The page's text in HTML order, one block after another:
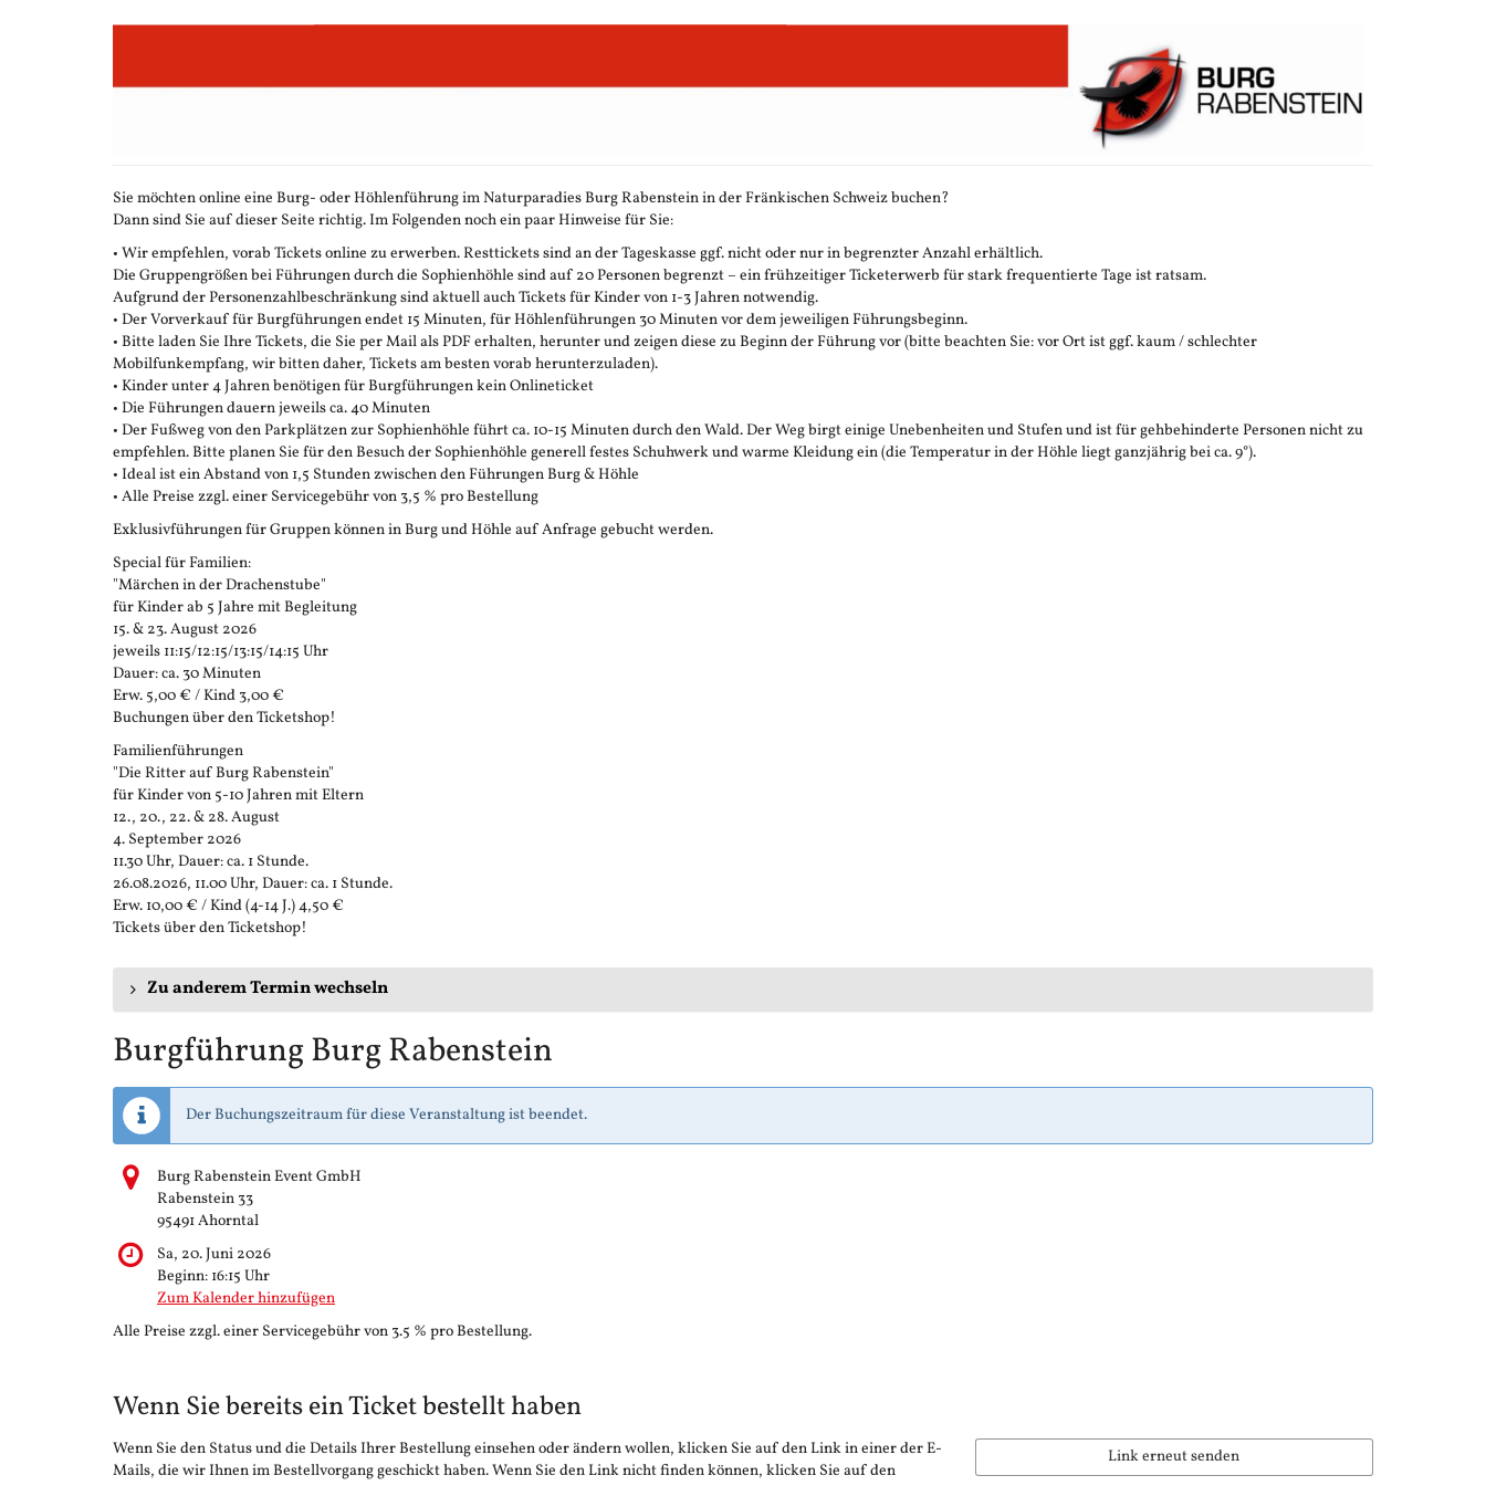
Sie möchten online eine Burg- oder Höhlenführung im Naturparadies Burg Rabenstein in der Fränkischen Schweiz buchen?
Dann sind Sie auf dieser Seite richtig. Im Folgenden noch ein paar Hinweise für Sie:
• Wir empfehlen, vorab Tickets online zu erwerben. Resttickets sind an der Tageskasse ggf. nicht oder nur in begrenzter Anzahl erhältlich.
Die Gruppengrößen bei Führungen durch die Sophienhöhle sind auf 20 Personen begrenzt – ein frühzeitiger Ticketerwerb für stark frequentierte Tage ist ratsam.
Aufgrund der Personenzahlbeschränkung sind aktuell auch Tickets für Kinder von 1-3 Jahren notwendig.
• Der Vorverkauf für Burgführungen endet 15 Minuten, für Höhlenführungen 30 Minuten vor dem jeweiligen Führungsbeginn.
• Bitte laden Sie Ihre Tickets, die Sie per Mail als PDF erhalten, herunter und zeigen diese zu Beginn der Führung vor (bitte beachten Sie: vor Ort ist ggf. kaum / schlechter
Mobilfunkempfang, wir bitten daher, Tickets am besten vorab herunterzuladen).
• Kinder unter 4 Jahren benötigen für Burgführungen kein Onlineticket
• Die Führungen dauern jeweils ca. 40 Minuten
• Der Fußweg von den Parkplätzen zur Sophienhöhle führt ca. 10-15 Minuten durch den Wald. Der Weg birgt einige Unebenheiten und Stufen und ist für gehbehinderte Personen nicht zu
empfehlen. Bitte planen Sie für den Besuch der Sophienhöhle generell festes Schuhwerk und warme Kleidung ein (die Temperatur in der Höhle liegt ganzjährig bei ca. 9°).
• Ideal ist ein Abstand von 1,5 Stunden zwischen den Führungen Burg & Höhle
• Alle Preise zzgl. einer Servicegebühr von 3,5 % pro Bestellung
Exklusivführungen für Gruppen können in Burg und Höhle auf Anfrage gebucht werden.
Special für Familien:
"Märchen in der Drachenstube"
für Kinder ab 5 Jahre mit Begleitung
15. & 23. August 2026
jeweils 11:15/12:15/13:15/14:15 Uhr
Dauer: ca. 30 Minuten
Erw. 5,00 € / Kind 3,00 €
Buchungen über den Ticketshop!
Familienführungen
"Die Ritter auf Burg Rabenstein"
für Kinder von 5-10 Jahren mit Eltern
12., 20., 22. & 28. August
4. September 2026
11.30 Uhr, Dauer: ca. 1 Stunde.
26.08.2026, 11.00 Uhr, Dauer: ca. 1 Stunde.
Erw. 10,00 € / Kind (4-14 J.) 4,50 €
Tickets über den Ticketshop!
Zu anderem Termin wechseln
Burgführung Burg Rabenstein
Der Buchungszeitraum für diese Veranstaltung ist beendet.
Burg Rabenstein Event GmbH
Rabenstein 33
95491 Ahorntal
Sa, 20. Juni 2026
Beginn: 16:15 Uhr
Zum Kalender hinzufügen
Alle Preise zzgl. einer Servicegebühr von 3.5 % pro Bestellung.
Wenn Sie bereits ein Ticket bestellt haben
Wenn Sie den Status und die Details Ihrer Bestellung einsehen oder ändern wollen, klicken Sie auf den Link in einer der E-
Mails, die wir Ihnen im Bestellvorgang geschickt haben. Wenn Sie den Link nicht finden können, klicken Sie auf den
Link erneut senden